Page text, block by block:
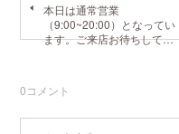
本日は通常営業
（9:00~20:00）となってい
ます。ご来店お待ちして…
0コメント